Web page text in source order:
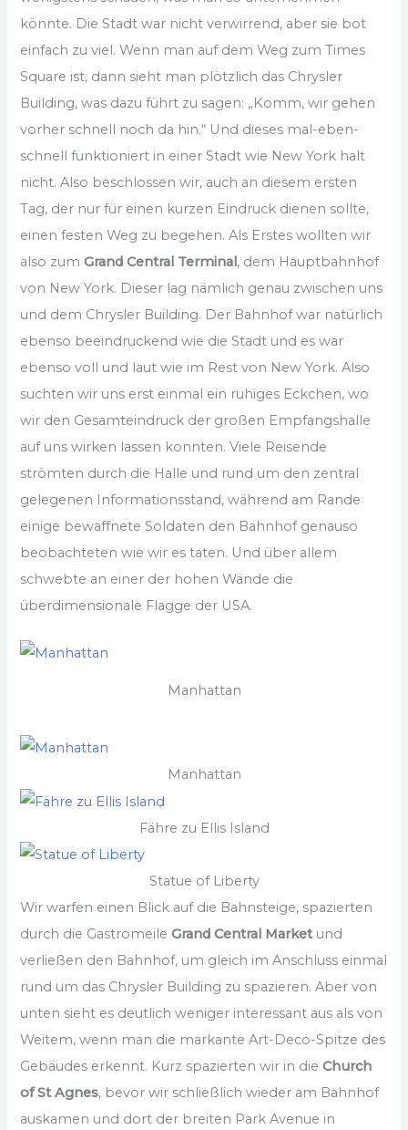
könnte. Die Stadt war nicht verwirrend, aber sie bot
einfach zu viel. Wenn man auf dem Weg zum Times
Square ist, dann sieht man plötzlich das Chrysler
Building, was dazu führt zu sagen: „Komm, wir gehen
vorher schnell noch da hin.“ Und dieses mal-eben-
schnell funktioniert in einer Stadt wie New York halt
nicht. Also beschlossen wir, auch an diesem ersten
Tag, der nur für einen kurzen Eindruck dienen sollte,
einen festen Weg zu begehen. Als Erstes wollten wir
also zumGrand Central Terminal, dem Hauptbahnhof
von New York. Dieser lag nämlich genau zwischen uns
und dem Chrysler Building. Der Bahnhof war natürlich
ebenso beeindruckend wie die Stadt und es war
ebenso voll und laut wie im Rest von New York. Also
suchten wir uns erst einmal ein ruhiges Eckchen, wo
wir den Gesamteindruck der großen Empfangshalle
auf uns wirken lassen konnten. Viele Reisende
strömten durch die Halle und rund um den zentral
gelegenen Informationsstand, während am Rande
einige bewaffnete Soldaten den Bahnhof genauso
beobachteten wie wir es taten. Und über allem
schwebte an einer der hohen Wände die
überdimensionale Flagge der USA.
Manhattan
Manhattan
Fähre zu Ellis Island
Statue of Liberty
Wir warfen einen Blick auf die Bahnsteige, spazierten
durch die Gastromeile Grand Central Marketund
verließen den Bahnhof, um gleich im Anschluss einmal
rund um das Chrysler Building zu spazieren. Aber von
unten sieht es deutlich weniger interessant aus als von
Weitem, wenn man die markante Art-Deco-Spitze des
Gebäudes erkennt. Kurz spazierten wir in dieChurch
of St Agnes, bevor wir schließlich wieder am Bahnhof
auskamen und dort der breiten Park Avenue in